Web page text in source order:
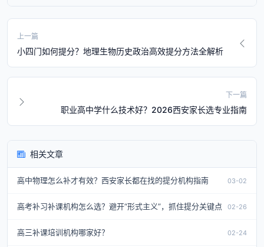
上一篇
小四门如何提分？地理生物历史政治高效提分方法全解析
下一篇
职业高中学什么技术好？2026西安家长选专业指南
相关文章
高中物理怎么补才有效？西安家长都在找的提分机构指南 03-02
高考补习补课机构怎么选？避开“形式主义”，抓住提分关键点 02-26
高三补课培训机构哪家好？ 02-24